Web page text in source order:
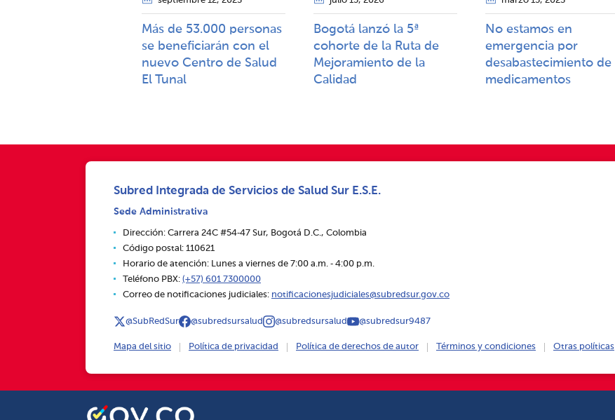
Más de 53.000 personas
se beneficiarán con el
nuevo Centro de Salud
El Tunal
Bogotá lanzó la 5ª
cohorte de la Ruta de
Mejoramiento de la
Calidad​​
No estamos en
emergencia por
desabastecimiento de
medicamentos
Subred Integrada de Servicios de Salud Sur E.S.E.
Sede Administrativa
Dirección: Carrera 24C #54‑47 Sur, Bogotá D.C., Colombia
Código postal: 110621
Horario de atención: Lunes a viernes de 7:00 a.m. ‑ 4:00 p.m.
Teléfono PBX: (+57) 601 7300000
Correo de notificaciones judiciales: notificacionesjudiciales@subredsur.gov.co
@SubRedSur @subredsursalud @subredsursalud @subredsur9487
Mapa del sitio Política de privacidad Política de derechos de autor Términos y condiciones Otras políticas